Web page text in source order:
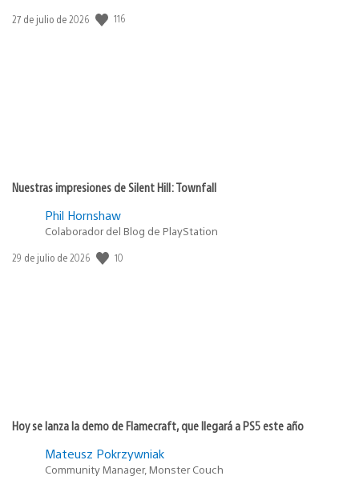
Fecha
27 de julio de 2026 116
Nuestras impresiones de Silent Hill: Townfall
Phil Hornshaw
Colaborador del Blog de PlayStation
Fecha
29 de julio de 2026 10
Hoy se lanza la demo de Flamecraft, que llegará a PS5 este año
Mateusz Pokrzywniak
Community Manager, Monster Couch